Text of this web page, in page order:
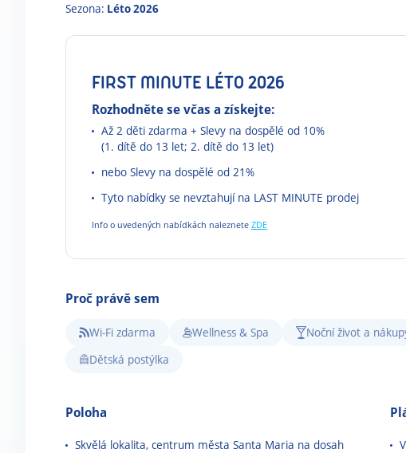
Sezona: Léto 2026
FIRST MINUTE LÉTO 2026
Rozhodněte se včas a získejte:
Až 2 děti zdarma + Slevy na dospělé od 10%
(1. dítě do 13 let; 2. dítě do 13 let)
nebo Slevy na dospělé od 21%
Tyto nabídky se nevztahují na LAST MINUTE prodej
Info o uvedených nabídkách naleznete ZDE
Proč právě sem
Wi-Fi zdarma Wellness & Spa Noční život a
Dětská postýlka
Poloha
Skvělá lokalita, centrum města Santa Maria na dosah